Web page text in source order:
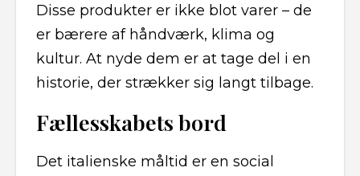
Disse produkter er ikke blot varer – de
er bærere af håndværk, klima og
kultur. At nyde dem er at tage del i en
historie, der strækker sig langt tilbage.
Fællesskabets bord
Det italienske måltid er en social